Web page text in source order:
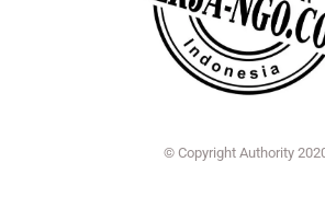
© Copyright Authority